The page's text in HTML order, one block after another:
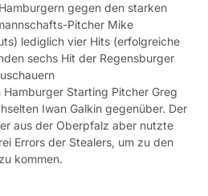
gegen den starken
Pitcher Mike
lediglich vier Hits (erfolgreiche
sechs Hit der Regensburger
Starting Pitcher Greg
Iwan Galkin gegenüber. Der
aus der Oberpfalz aber nutzte
Errors der Stealers, um zu den
kommen.